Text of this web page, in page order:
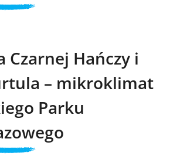
Czarnej Hańczy i
– mikroklimat
Parku